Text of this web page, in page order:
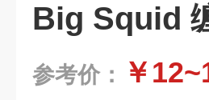
Big Squid
参考价： ￥